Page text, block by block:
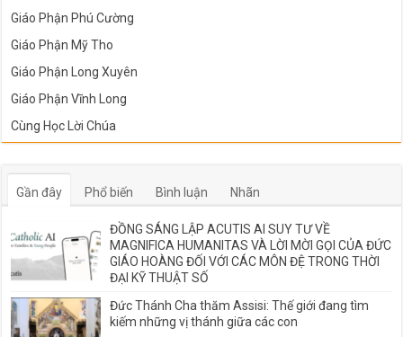
Giáo Phận Phú Cường
Giáo Phận Mỹ Tho
Giáo Phận Long Xuyên
Giáo Phận Vĩnh Long
Cùng Học Lời Chúa
Gần đây Phổ biến Bình luận Nhãn
ĐỒNG SÁNG LẬP ACUTIS AI SUY TƯ VỀ
MAGNIFICA HUMANITAS VÀ LỜI MỜI GỌI CỦA ĐỨC
GIÁO HOÀNG ĐỐI VỚI CÁC MÔN ĐỆ TRONG THỜI
ĐẠI KỸ THUẬT SỐ
Đức Thánh Cha thăm Assisi: Thế giới đang tìm
kiếm những vị thánh giữa các con